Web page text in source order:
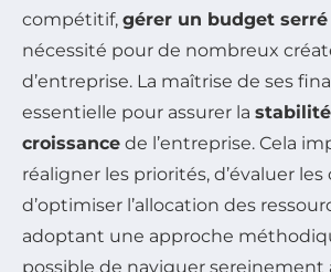
compétitif, gérer un budget serré
nécessité pour de nombreux
d’entreprise. La maîtrise de ses
essentielle pour assurer la stabilité
croissance de l’entreprise. Cela
réaligner les priorités, d’évaluer
d’optimiser l’allocation des
adoptant une approche
possible de naviguer sereinement